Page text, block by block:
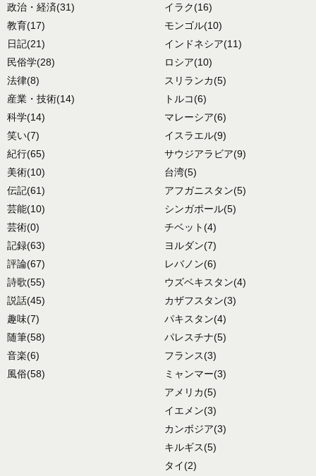
政治・経済(31)
教育(17)
日記(21)
民俗学(28)
法律(8)
産業・技術(14)
科学(14)
笑い(7)
紀行(65)
美術(10)
伝記(61)
芸能(10)
芸術(0)
記録(63)
評論(67)
詩歌(55)
説話(45)
趣味(7)
随筆(58)
音楽(6)
風俗(58)
イラク(16)
モンゴル(10)
インドネシア(11)
ロシア(10)
スリランカ(5)
トルコ(6)
マレーシア(6)
イスラエル(9)
サウジアラビア(9)
台湾(5)
アフガニスタン(5)
シンガポール(5)
チベット(4)
ヨルダン(7)
レバノン(6)
ウズベキスタン(4)
カザフスタン(3)
パキスタン(4)
パレスチナ(5)
フランス(3)
ミャンマー(3)
アメリカ(5)
イエメン(3)
カンボジア(3)
キルギス(5)
タイ(2)